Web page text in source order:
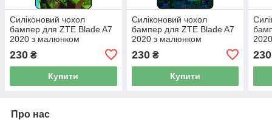
Силіконовий чохол
бампер для ZTE Blade A7
2020 з малюнком
230 ₴
Купити
Силіконовий чохол
бампер для ZTE Blade A7
2020 з малюнком
230₴
Купити
230
Про нас